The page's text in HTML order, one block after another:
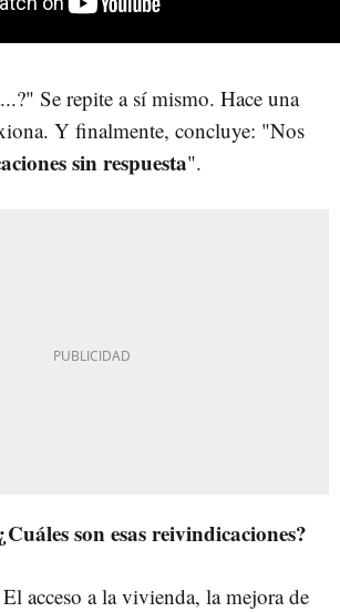
Se repite a sí mismo. Hace una
Y finalmente, concluye: "Nos
sin respuesta".
son esas reivindicaciones?
El acceso a la vivienda, la mejora de